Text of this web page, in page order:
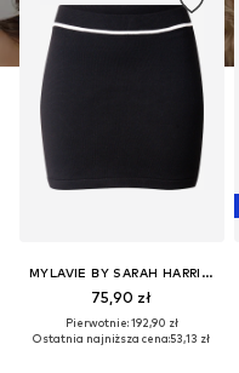
MYLAVIE BY SARAH HARRISON
75,90 zł
Pierwotnie: 192,90 zł
Ostatnia najniższa cena:53,13 zł